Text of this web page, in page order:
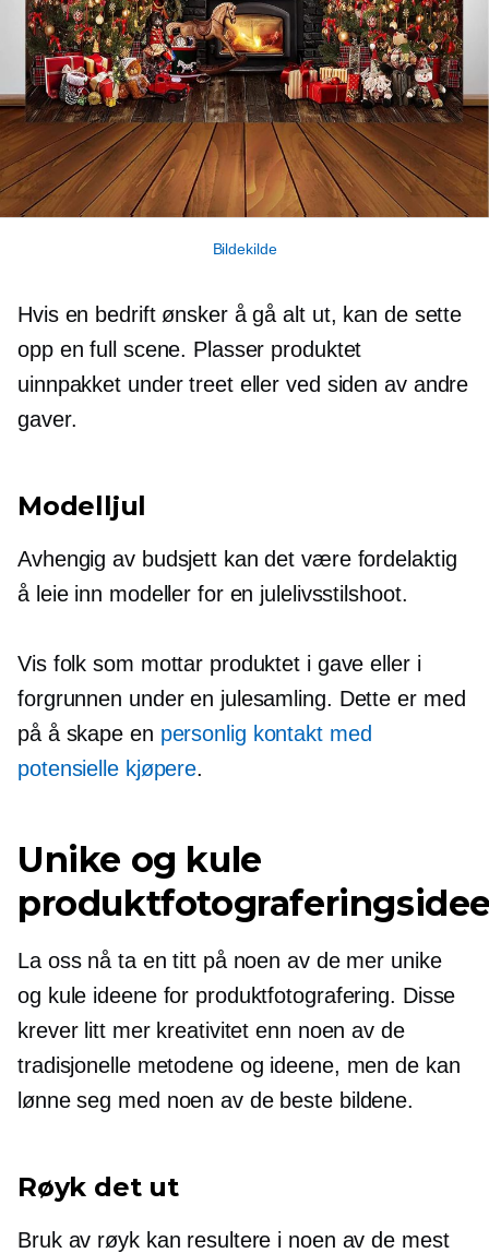
Bildekilde
Hvis en bedrift ønsker å gå alt ut, kan de sette
opp en full scene. Plasser produktet
uinnpakket under treet eller ved siden av andre
gaver.
Modelljul
Avhengig av budsjett kan det være fordelaktig
å leie inn modeller for en julelivsstilshoot.
Vis folk som mottar produktet i gave eller i
forgrunnen under en julesamling. Dette er med
på å skape en personlig kontakt med
potensielle kjøpere.
Unike og kule
La oss nå ta en titt på noen av de mer unike
og kule ideene for produktfotografering. Disse
krever litt mer kreativitet enn noen av de
tradisjonelle metodene og ideene, men de kan
lønne seg med noen av de beste bildene.
Røyk det ut
Bruk av røyk kan resultere i noen av de mest